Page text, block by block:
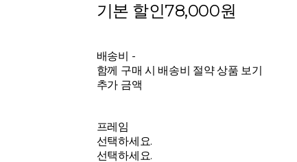
기본 할인78,000원
배송비 -
함께 구매 시 배송비 절약 상품 보기
추가 금액
프레임
선택하세요.
선택하세요.